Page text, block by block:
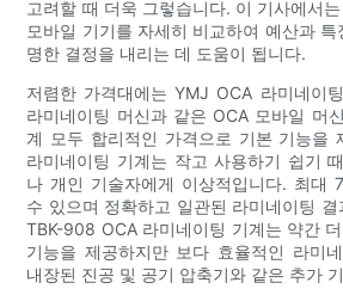
고려할 때 더욱 그렇습니다. 이 기사에서
모바일 기기를 자세히 비교하여 예산과
명한 결정을 내리는 데 도움이 됩니다.
저렴한 가격대에는 YMJ OCA 라미네이
라미네이팅 머신과 같은 OCA 모바일 머
계 모두 합리적인 가격으로 기본 기능을
라미네이팅 기계는 작고 사용하기 쉽기
나 개인 기술자에게 이상적입니다. 최대
수 있으며 정확하고 일관된 라미네이팅
TBK-908 OCA 라미네이팅 기계는 약간
기능을 제공하지만 보다 효율적인 라미
내장된 진공 및 공기 압축기와 같은 추가